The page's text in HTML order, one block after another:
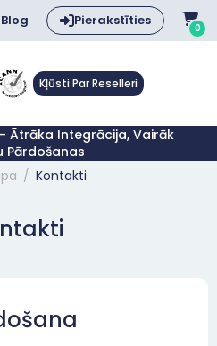
Blog Pierakstīties 0
Kļūsti Par Reselleri
- Ātrāka Integrācija, Vairāk
Pārdošanas
Kontakti